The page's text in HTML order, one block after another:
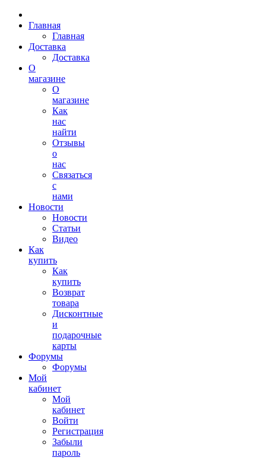
Главная
Главная
Доставка
Доставка
О
магазине
О
магазине
Как
нас
найти
Отзывы
о
нас
Связаться
с
нами
Новости
Новости
Статьи
Видео
Как
купить
Как
купить
Возврат
товара
Дисконтные
и
подарочные
карты
Форумы
Форумы
Мой
кабинет
Мой
кабинет
Войти
Регистрация
Забыли
пароль